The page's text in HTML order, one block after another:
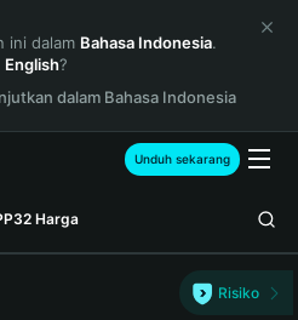
ini dalam Bahasa Indonesia.
English?
dalam Bahasa Indonesia
Unduh sekarang
Harga
Risiko